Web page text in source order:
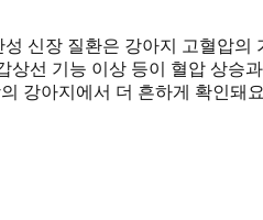
성 신장 질환은 강아지 고혈압의
상선 기능 이상 등이 혈압 상승
강아지에서 더 흔하게 확인돼